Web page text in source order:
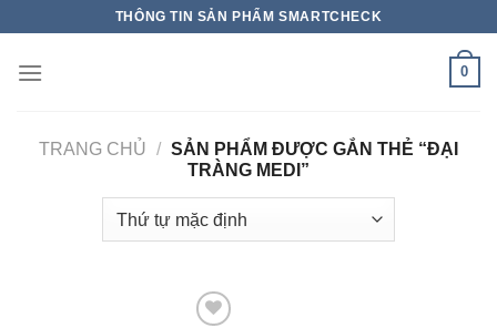
THÔNG TIN SẢN PHẨM SMARTCHECK
0
TRANG CHỦ / SẢN PHẨM ĐƯỢC GẮN THẺ “ĐẠI
TRÀNG MEDI”